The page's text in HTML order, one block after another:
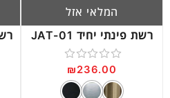
המלאי אזל
רשת פינתי יחיד JAT-01
דורג
0
₪236.00